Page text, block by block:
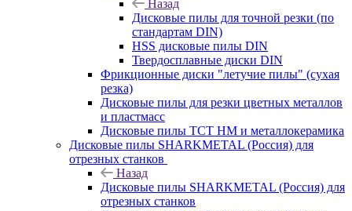
Назад
Дисковые пилы для точной резки (по
стандартам DIN)
HSS дисковые пилы DIN
Твердосплавные диски DIN
Фрикционные диски "летучие пилы" (сухая
резка)
Дисковые пилы для резки цветных металлов
и пластмасс
Дисковые пилы ТСТ НМ и металлокерамика
Дисковые пилы SHARKMETAL (Россия) для
отрезных станков
Назад
Дисковые пилы SHARKMETAL (Россия) для
отрезных станков